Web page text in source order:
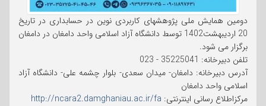
دومین همایش ملی پژوهشهای کاربردی نوین در حسابداری در تاریخ
20 اردیبهشت1402 توسط دانشگاه آزاد اسلامی واحد دامغان در دامغان
برگزار می شود.
تلفن دبیرخانه: 35225041 - 023
آدرس دبیرخانه: دامغان- میدان سعدی- بلوار چشمه علی- دانشگاه آزاد
اسلامی واحد دامغان
مرکزاطلاع رسانی اینترنتی: http://ncara2.damghaniau.ac.ir/fa